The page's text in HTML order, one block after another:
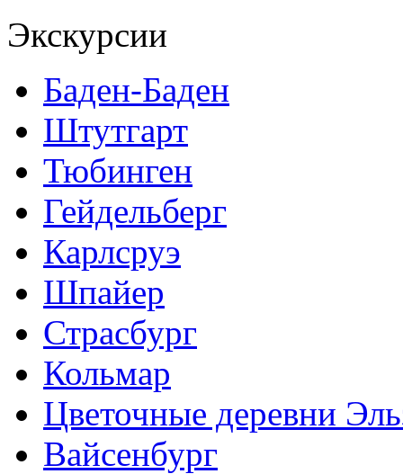
Экскурсии
Баден-Баден
Штутгарт
Тюбинген
Гейдельберг
Карлсруэ
Шпайер
Страсбург
Кольмар
Цветочные деревни
Вайсенбург